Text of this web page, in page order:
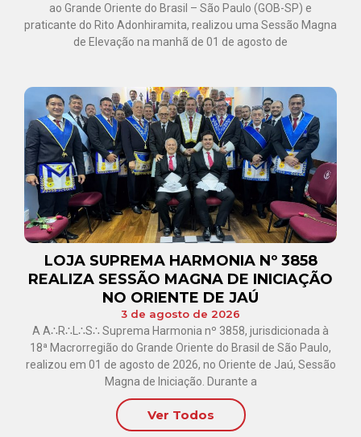
ao Grande Oriente do Brasil – São Paulo (GOB-SP) e
praticante do Rito Adonhiramita, realizou uma Sessão Magna
de Elevação na manhã de 01 de agosto de
LOJA SUPREMA HARMONIA Nº 3858
REALIZA SESSÃO MAGNA DE INICIAÇÃO
NO ORIENTE DE JAÚ
3 de agosto de 2026
A A∴R∴L∴S∴ Suprema Harmonia nº 3858, jurisdicionada à
18ª Macrorregião do Grande Oriente do Brasil de São Paulo,
realizou em 01 de agosto de 2026, no Oriente de Jaú, Sessão
Magna de Iniciação. Durante a
Ver Todos